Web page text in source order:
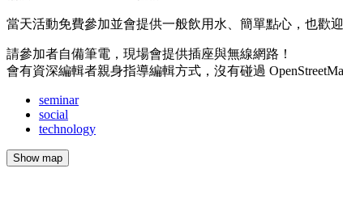
當天活動免費參加並會提供一般飲用水、簡單點心，也歡
請參加者自備筆電，現場會提供插座與無線網路！
會有資深編輯者親身指導編輯方式，沒有碰過
seminar
social
technology
Show map